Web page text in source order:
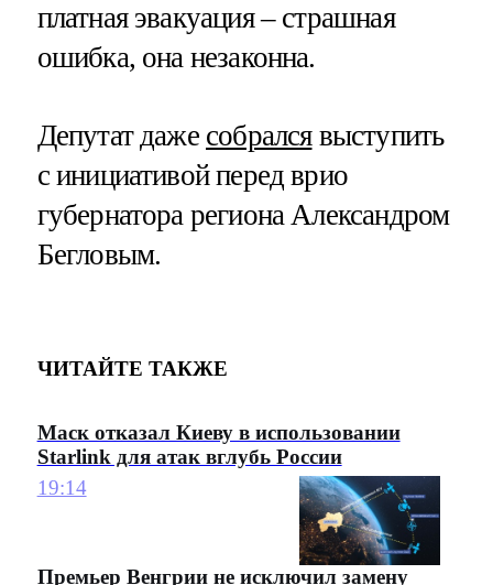
платная эвакуация – страшная
ошибка, она незаконна.
Депутат даже собралсявыступить
с инициативой перед врио
губернатора региона Александром
Бегловым.
ЧИТАЙТЕ ТАКЖЕ
Маск отказал Киеву в использовании
Starlink для атак вглубь России
19:14
Премьер Венгрии не исключил замену